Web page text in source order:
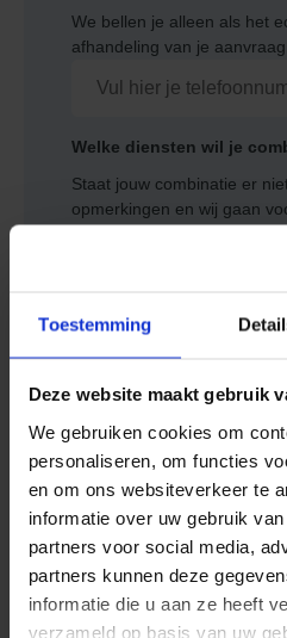
Toestemming
Deze website maakt gebruik
We gebruiken cookies om
personaliseren, om functies
en om ons websiteverkeer te
informatie over uw gebruik
partners voor social media,
partners kunnen deze
informatie die u aan ze heeft
verzameld op basis van uw
We bellen je alleen als het
afhandeling van je aanvraag.
Welke diensten wil je
Staat jouw combinatie er
opmerkingen en wij gaan
Opmerkingen (optioneel)
Aanvraag